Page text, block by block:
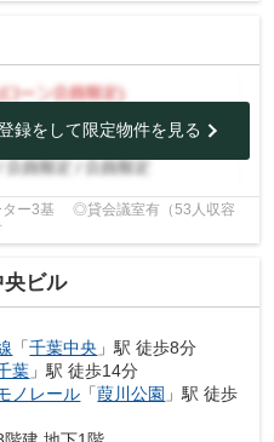
録をして限定物件を見る
ー3基 ◎貸会議室有（53人収容
央ビル
「千葉中央 」駅 徒歩8分
葉 」駅 徒歩14分
ノレール 「葭川公園 」駅 徒歩